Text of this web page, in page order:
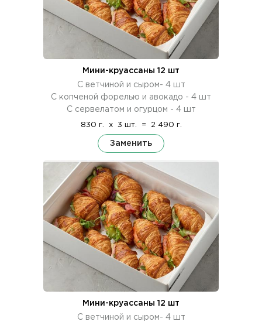
Мини-круассаны 12 шт
С ветчиной и сыром- 4 шт
С копченой форелью и авокадо - 4 шт
С сервелатом и огурцом - 4 шт
830 г. x 3 шт. = 2 490 г.
Заменить
Мини-круассаны 12 шт
С ветчиной и сыром- 4 шт